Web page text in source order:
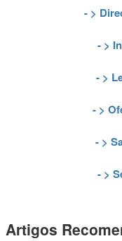
- >
- >
- >
- >
- >
- >
Artigos